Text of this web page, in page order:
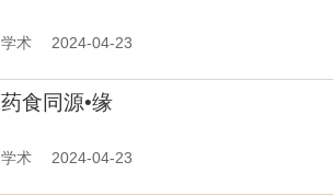
学术 2024-04-23
药食同源•缘
学术 2024-04-23